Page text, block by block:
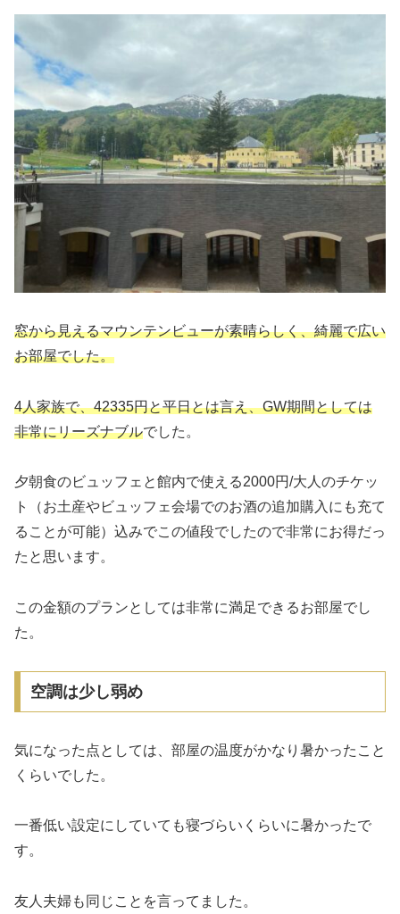
窓から見えるマウンテンビューが素晴らしく、綺麗で広い
お部屋でした。
4人家族で、42335円と平日とは言え、GW期間としては
非常にリーズナブルでした。
夕朝食のビュッフェと館内で使える2000円/大人のチケッ
ト（お土産やビュッフェ会場でのお酒の追加購入にも充て
ることが可能）込みでこの値段でしたので非常にお得だっ
たと思います。
この金額のプランとしては非常に満足できるお部屋でし
た。
空調は少し弱め
気になった点としては、部屋の温度がかなり暑かったこと
くらいでした。
一番低い設定にしていても寝づらいくらいに暑かったで
す。
友人夫婦も同じことを言ってました。